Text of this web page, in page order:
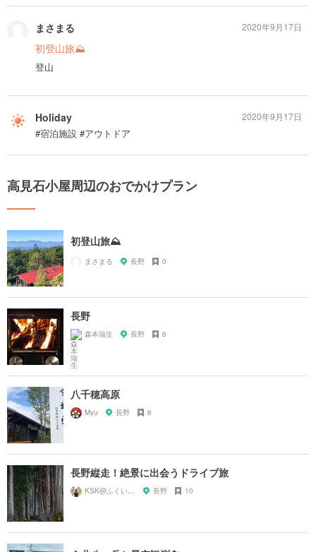
まさまる
初登山旅⛰
登山
2020年9月17日
Holiday
#宿泊施設 #アウトドア
2020年9月17日
高見石小屋周辺のおでかけプラン
初登山旅⛰
まさまる 長野 0
長野
森本瑞生 長野 6
八千穂高原
Myu 長野 6
長野縦走！絶景に出会うドライブ旅
長野 10